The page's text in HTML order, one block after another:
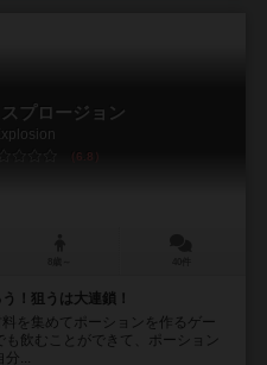
プロージョン
6.8
！狙うは大連鎖！
を集めてポーションを作るゲー
飲むことができて、ポーション
...